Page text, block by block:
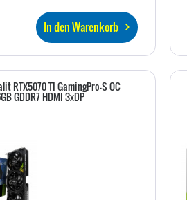
In den Warenkorb
RTX5070 TI GamingPro-S OC
GDDR7 HDMI 3xDP